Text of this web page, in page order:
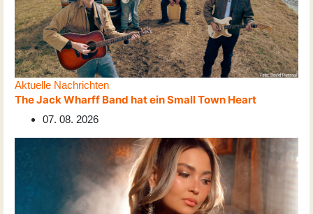
Aktuelle Nachrichten
The Jack Wharff Band hat ein Small Town Heart
07. 08. 2026